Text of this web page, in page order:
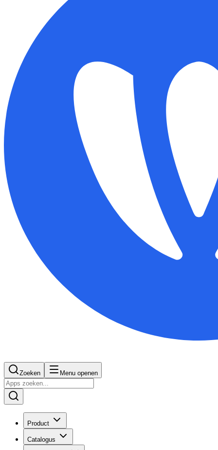
Zoeken Menu openen
Product
Catalogus